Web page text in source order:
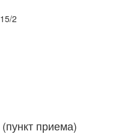
2
приема)